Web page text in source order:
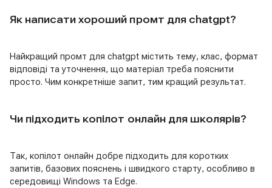
Як написати хороший промт для chatgpt?
Найкращий промт для chatgpt містить тему, клас, формат
відповіді та уточнення, що матеріал треба пояснити
просто. Чим конкретніше запит, тим кращий результат.
Чи підходить копілот онлайн для школярів?
Так, копілот онлайн добре підходить для коротких
запитів, базових пояснень і швидкого старту, особливо в
середовищі Windows та Edge.